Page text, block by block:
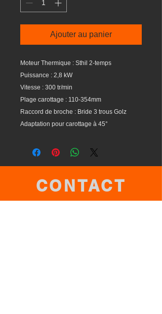
Ajouter au panier
Moteur Thermique : Sthil 2-temps
Puissance : 2,8 kW
Vitesse : 300 tr/min
Plage carottage : 110-354mm
Raccord de broche : Bride 3 trous Golz
Adaptation pour carottage à 45°
CONTACT